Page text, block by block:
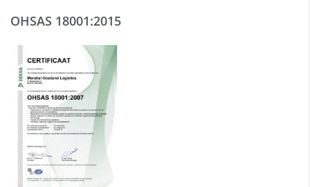
OHSAS 18001:2015